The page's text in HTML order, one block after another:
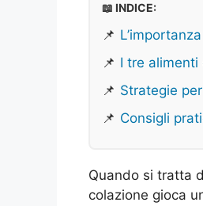
📖 INDICE:
📌
📌 I tre
📌 Strategie
📌 Consigli
Quando si tratta
colazione gioca